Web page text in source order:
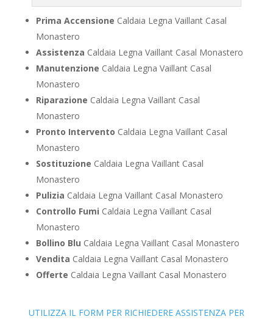
Prima Accensione Caldaia Legna Vaillant Casal
Monastero
Assistenza Caldaia Legna Vaillant Casal Monastero
Manutenzione Caldaia Legna Vaillant Casal
Monastero
Riparazione Caldaia Legna Vaillant Casal
Monastero
Pronto Intervento Caldaia Legna Vaillant Casal
Monastero
Sostituzione Caldaia Legna Vaillant Casal
Monastero
Pulizia Caldaia Legna Vaillant Casal Monastero
Controllo Fumi Caldaia Legna Vaillant Casal
Monastero
Bollino Blu Caldaia Legna Vaillant Casal Monastero
Vendita Caldaia Legna Vaillant Casal Monastero
Offerte Caldaia Legna Vaillant Casal Monastero
UTILIZZA IL FORM PER RICHIEDERE ASSISTENZA PER